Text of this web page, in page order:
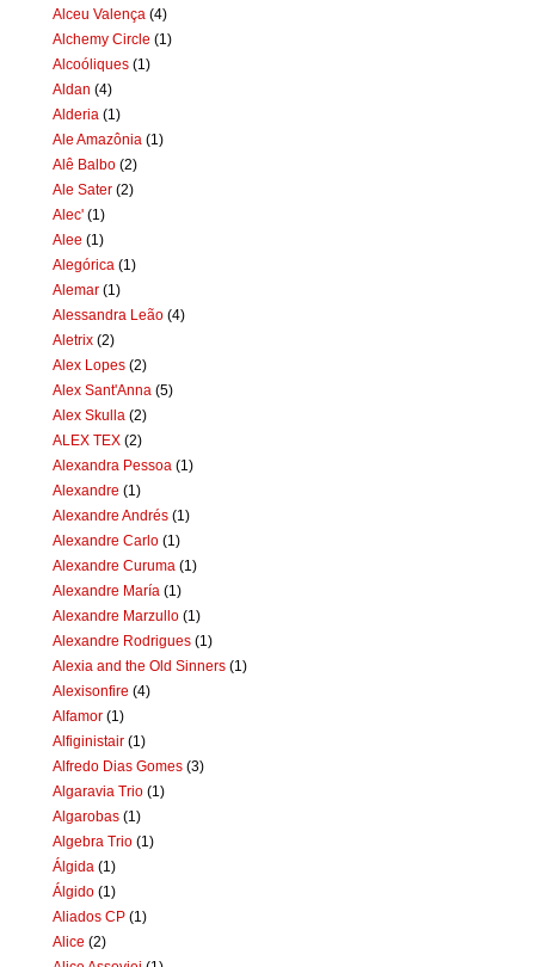
Alceu Valença (4)
Alchemy Circle (1)
Alcoóliques (1)
Aldan (4)
Alderia (1)
Ale Amazônia (1)
Alê Balbo (2)
Ale Sater (2)
Alec' (1)
Alee (1)
Alegórica (1)
Alemar (1)
Alessandra Leão (4)
Aletrix (2)
Alex Lopes (2)
Alex Sant'Anna (5)
Alex Skulla (2)
ALEX TEX (2)
Alexandra Pessoa (1)
Alexandre (1)
Alexandre Andrés (1)
Alexandre Carlo (1)
Alexandre Curuma (1)
Alexandre María (1)
Alexandre Marzullo (1)
Alexandre Rodrigues (1)
Alexia and the Old Sinners (1)
Alexisonfire (4)
Alfamor (1)
Alfiginistair (1)
Alfredo Dias Gomes (3)
Algaravia Trio (1)
Algarobas (1)
Algebra Trio (1)
Álgida (1)
Álgido (1)
Aliados CP (1)
Alice (2)